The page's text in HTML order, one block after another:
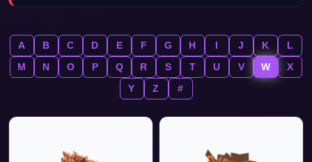
A B C D E F G H I J K
L
M
N O P Q R S T U V W
X
Y
Z #